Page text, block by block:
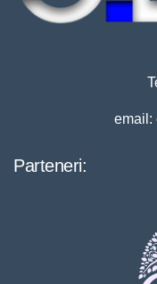
email:
Parteneri: